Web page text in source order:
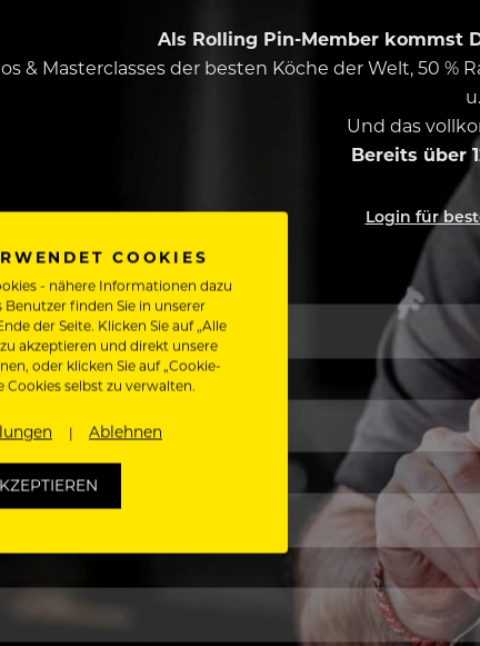
Als Rolling Pin-Member kommst
& Masterclasses der besten Köche der Welt, 50
Und das
Bereits über
Login für
COOKIES
- nähere Informationen dazu
finden Sie in unserer
der Seite. Klicken Sie auf „Alle
akzeptieren und direkt unsere
oder klicken Sie auf „Cookie-
Cookies selbst zu verwalten.
Ablehnen